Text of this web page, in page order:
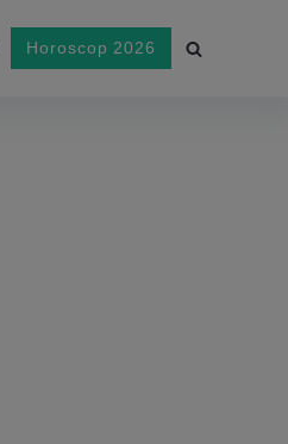
Horoscop 2026